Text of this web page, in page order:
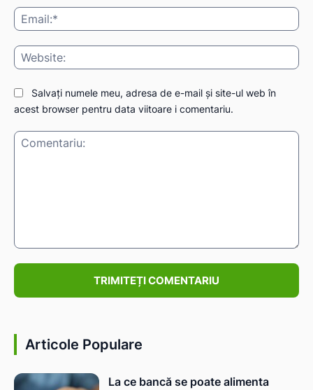
Salvați numele meu, adresa de e-mail și site-ul web în
acest browser pentru data viitoare i comentariu.
Articole Populare
La ce bancă se poate alimenta